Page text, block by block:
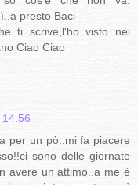
presto Baci
ti scrive,l'ho visto nei
Ciao Ciao
14:56
per un pò..mi fa piacere
sono delle giornate
avere un attimo..a me è